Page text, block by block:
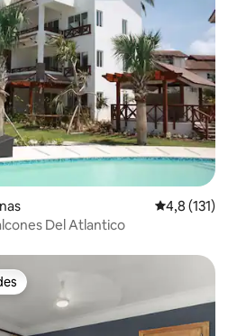
4,8 de uma
4,8 (131)
Del Atlantico
dos hóspedes